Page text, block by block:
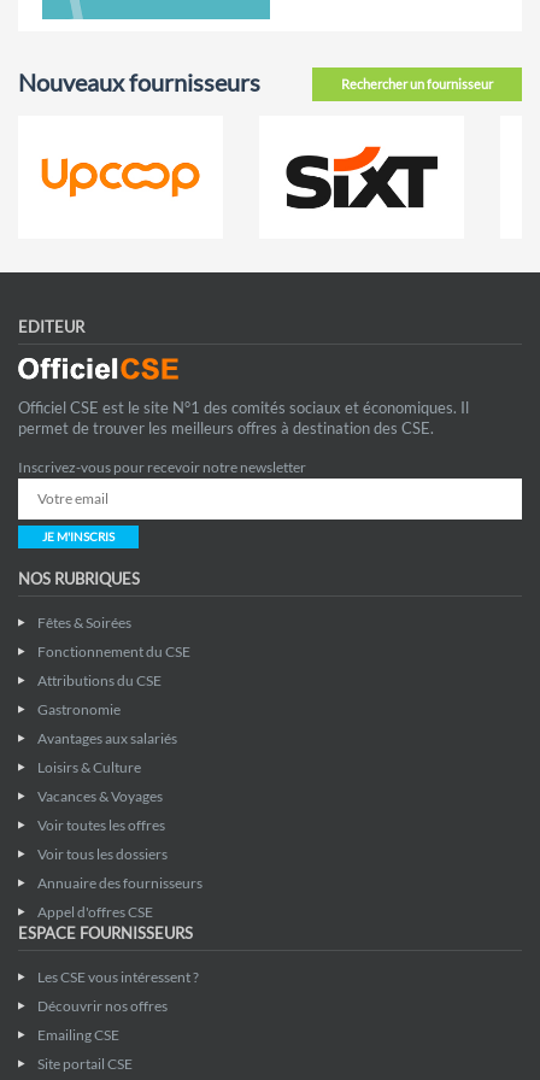
Rechercher un fournisseur
Nouveaux fournisseurs
EDITEUR
Officiel CSE est le site N°1 des comités sociaux et économiques. Il
permet de trouver les meilleurs offres à destination des CSE.
Inscrivez-vous pour recevoir notre newsletter
JE M'INSCRIS
NOS RUBRIQUES
Fêtes & Soirées
Fonctionnement du CSE
Attributions du CSE
Gastronomie
Avantages aux salariés
Loisirs & Culture
Vacances & Voyages
Voir toutes les offres
Voir tous les dossiers
Annuaire des fournisseurs
Appel d'offres CSE
ESPACE FOURNISSEURS
Les CSE vous intéressent ?
Découvrir nos offres
Emailing CSE
Site portail CSE